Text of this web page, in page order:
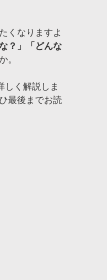
ルツ壬生校
くなりますよ
？」「どんな
。
しく解説しま
最後までお読